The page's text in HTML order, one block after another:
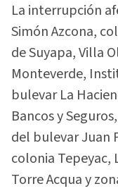
La interrupción
Simón Azcona,
de Suyapa, Villa
Monteverde,
bulevar La
Bancos y
del bulevar Juan
colonia Tepeyac,
Torre Acqua y